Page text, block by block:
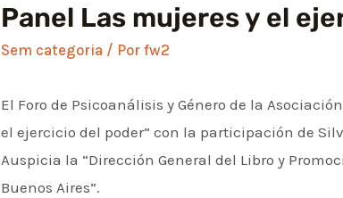
Panel Las mujeres y el
Sem categoria / Porfw2
El Foro de Psicoanálisis y Género de la
el ejercicio del poder” con la participación de
Auspicia la “Dirección General del Libro y
Buenos Aires”.